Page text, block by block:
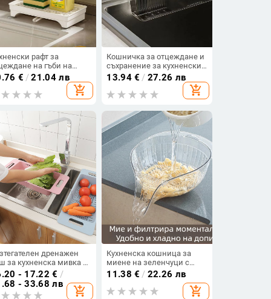
рафт за
на гъби на
за сушене около
и органайзер за
с телена
€ /21.04 лв
add_shopping_cart
Кошничка за отцеждане и
съхранение за кухненски
кран — мивка със
присоска
13.94€ / 27.26 лв
add_shopping_cart
дренажен
за кухненска мивка –
за съдове,
купи и прибори
- 17.22 € /
- 33.68 лв
add_shopping_cart
Кухненска кошница за
миене на зеленчуци с
вграден дренаж,
мултифункционално сито
за ориз
11.38 € / 22.26 лв
add_shopping_cart